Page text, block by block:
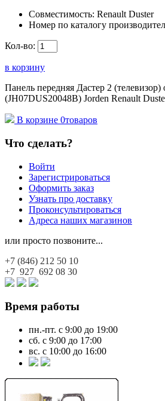
Совместимость: Renault Duster
Номер по каталогу
Кол-во:
в корзину
Панель передняя Дастер 2 (телевизор)
(JH07DUS20048B) Jorden Renault
В корзине 0товаров
Что сделать?
Войти
Зарегистрироваться
Оформить заказ
Узнать про доставку
Проконсультироваться
Адреса наших магазинов
или просто позвоните...
+7 (846) 212 50 10
+7 927 692 08 30
Время работы
пн.-пт. с 9:00 до 19:00
сб. с 9:00 до 17:00
вс. с 10:00 до 16:00